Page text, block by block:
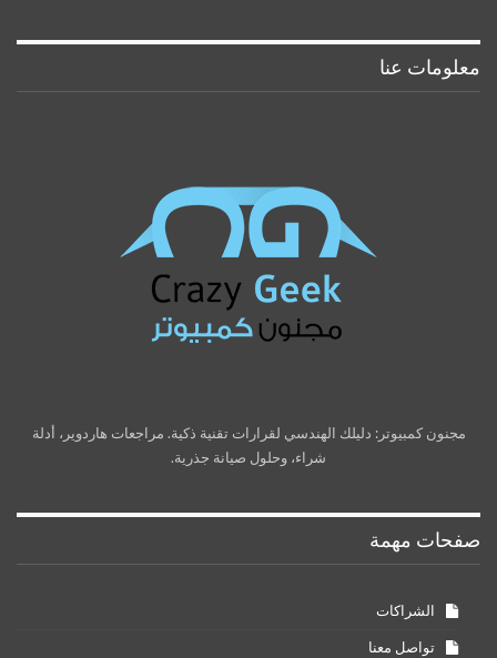
معلومات عنا
مجنون كمبيوتر: دليلك الهندسي لقرارات تقنية ذكية. مراجعات هاردوير، أدلة
شراء، وحلول صيانة جذرية.
صفحات مهمة
الشراكات
تواصل معنا